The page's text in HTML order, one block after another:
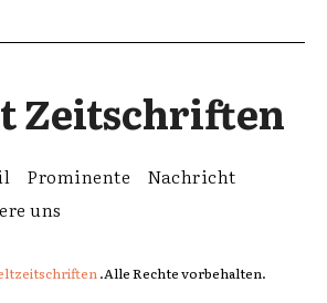
Zeitschriften
Prominente
Nachricht
uns
.Alle Rechte vorbehalten.